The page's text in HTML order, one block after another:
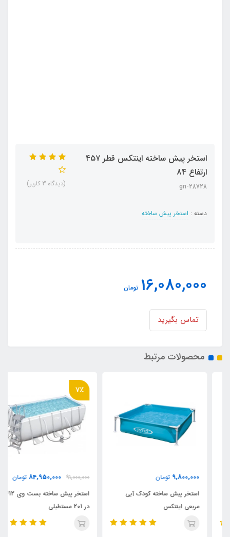
استخر پیش ساخته اینتکس قطر ۴۵۷
ارتفاع 84
28728-gn
دسته : استخر پیش ساخته
(دیدگاه 3 کاربر)
16,080,000 تومان
تماس بگیرید
محصولات مرتبط
9,800,000 تومان
استخر پیش ساخته کودک آبی
مربعی اینتکس
91,000,000
84,950,000 تومان
استخر پیش ساخته بست وی 412